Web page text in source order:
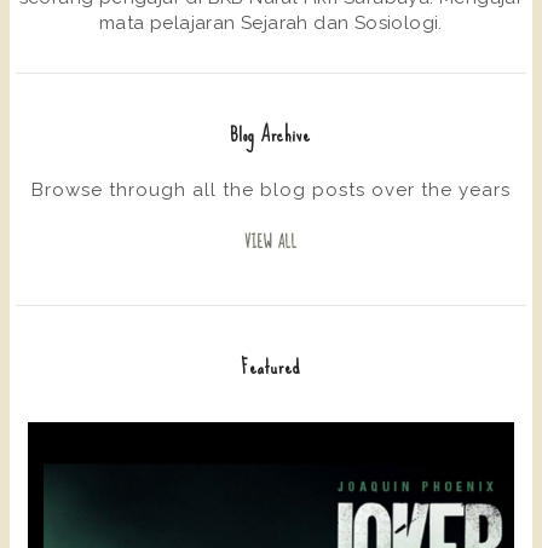
mata pelajaran Sejarah dan Sosiologi.
Blog Archive
Browse through all the blog posts over the years
VIEW ALL
Featured